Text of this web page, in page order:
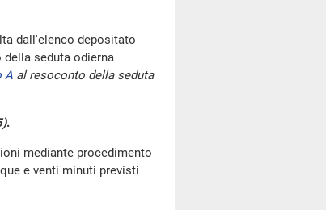
dall'elenco depositato
seduta odierna
A al resoconto della seduta
.
mediante procedimento
e venti minuti previsti